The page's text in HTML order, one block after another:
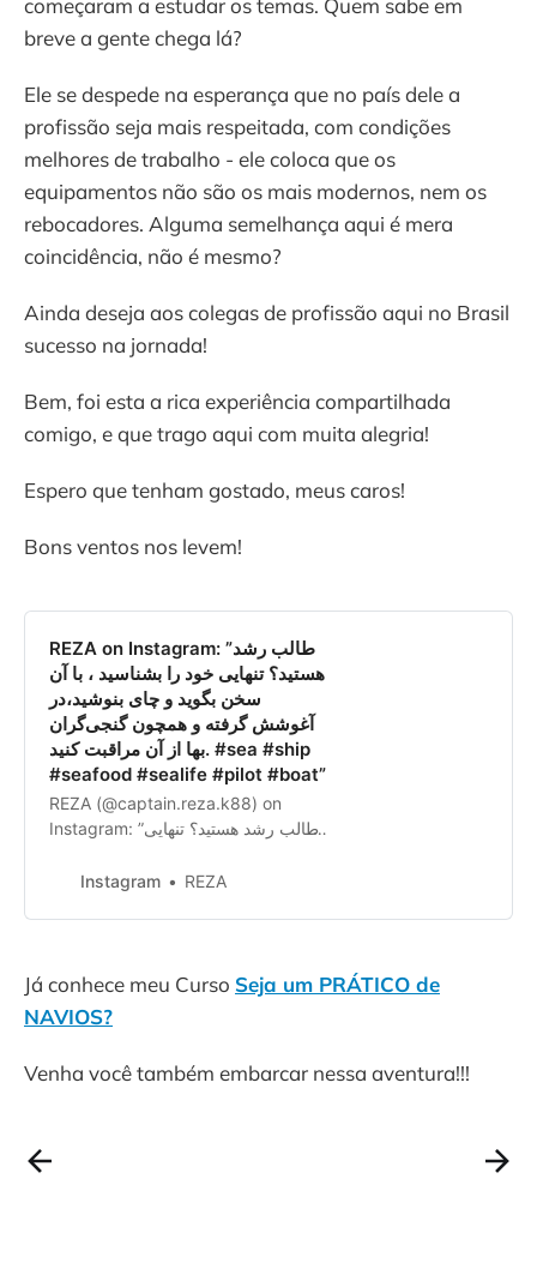
começaram a estudar os temas. Quem sabe em
breve a gente chega lá?
Ele se despede na esperança que no país dele a
profissão seja mais respeitada, com condições
melhores de trabalho - ele coloca que os
equipamentos não são os mais modernos, nem os
rebocadores. Alguma semelhança aqui é mera
coincidência, não é mesmo?
Ainda deseja aos colegas de profissão aqui no Brasil
sucesso na jornada!
Bem, foi esta a rica experiência compartilhada
comigo, e que trago aqui com muita alegria!
Espero que tenham gostado, meus caros!
Bons ventos nos levem!
REZA on Instagram‎: ”طالب رشد
هستید؟ تنهایی خود را بشناسید ، با آن
سخن بگوید و چای بنوشید،در
آغوشش گرفته و همچون گنجی‌گران
بها از آن مراقبت کنید. #sea #ship
#seafood #sealife #pilot #boat”‎
REZA (@captain.reza.k88) on
Instagram‎: ”طالب رشد هستید؟ تنهایی
Instagram
REZA
Já conhece meu Curso Seja um PRÁTICO de
NAVIOS?
Venha você também embarcar nessa aventura!!!